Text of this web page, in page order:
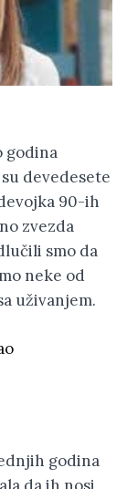
godina
devedesete
90-ih
zvezda
smo da
neke od
uživanjem.
godina